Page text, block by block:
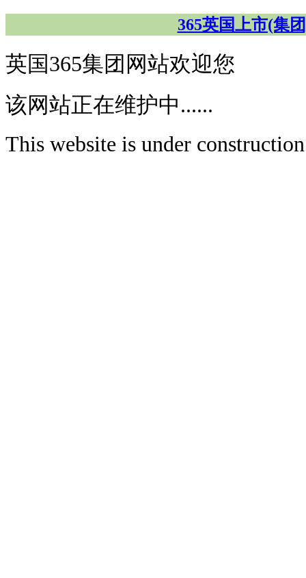
365英国上市(集
英国365集团网站欢迎您
该网站正在维护中......
This website is under